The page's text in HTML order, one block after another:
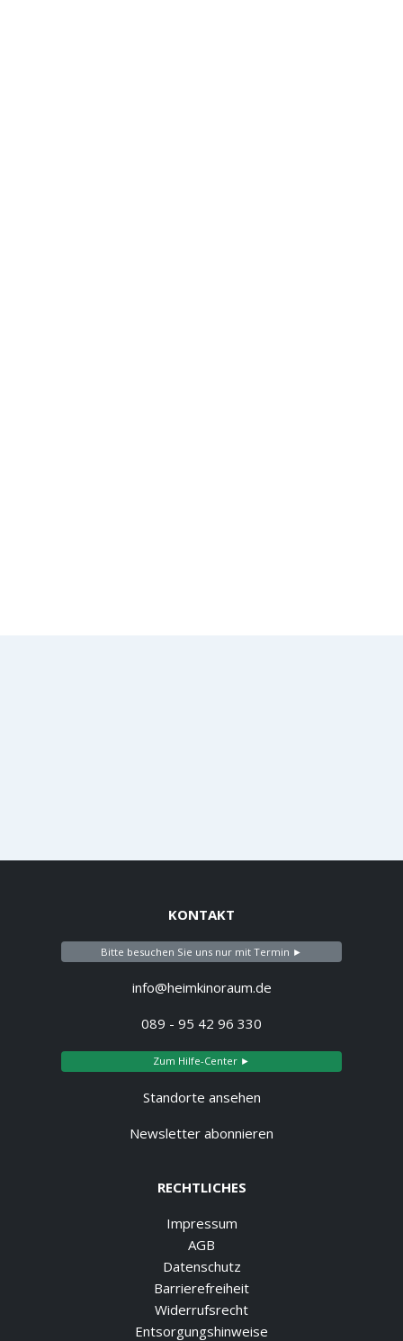
KONTAKT
Bitte besuchen Sie uns nur mit Termin ►
info@heimkinoraum.de
089 - 95 42 96 330
Zum Hilfe-Center ►
Standorte ansehen
Newsletter abonnieren
RECHTLICHES
Impressum
AGB
Datenschutz
Barrierefreiheit
Widerrufsrecht
Entsorgungshinweise